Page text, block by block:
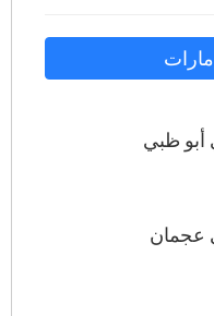
ظبي
عجمان